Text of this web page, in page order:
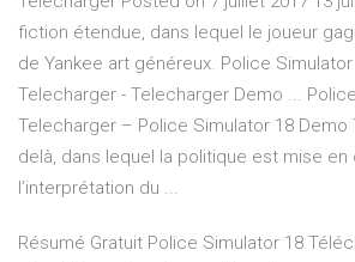
fiction étendue, dans lequel le joueur
de Yankee art généreux. Police
Telecharger - Telecharger Demo ...
Telecharger – Police Simulator 18 Demo
delà, dans lequel la politique est mise
l’interprétation du ...
Résumé Gratuit Police Simulator 18